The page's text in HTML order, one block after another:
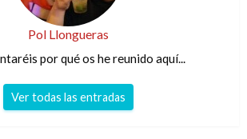
Pol Llongueras
por qué os he reunido aquí...
Ver todas las entradas